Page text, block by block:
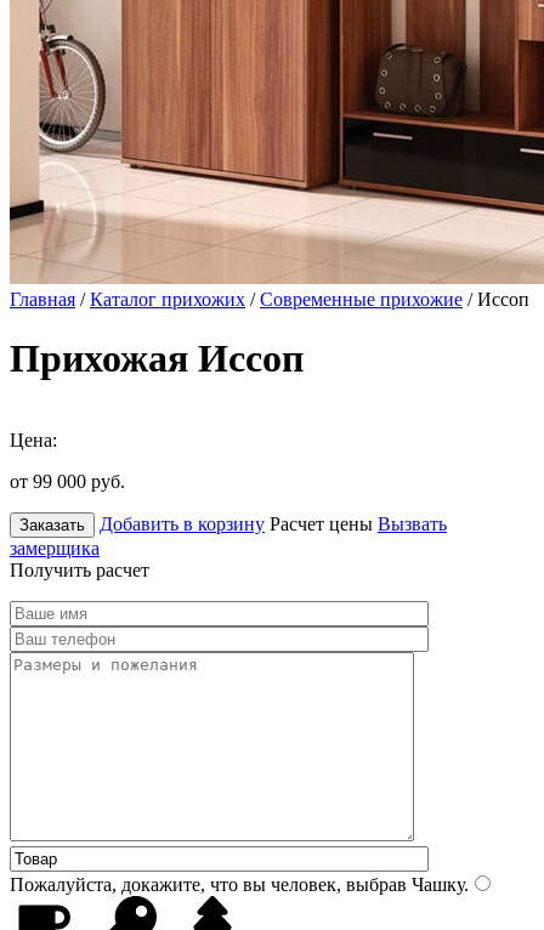
Главная /Каталог прихожих /Современные прихожие / Иссоп
Прихожая Иссоп
Цена:
от 99 000 руб.
Заказать Добавить в корзину Расчет цены Вызвать
замерщика
Получить расчет
Пожалуйста, докажите, что вы человек, выбрав Чашку.